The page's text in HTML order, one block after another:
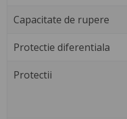
Capacitate de rupere
Protectie diferentiala
Protectii